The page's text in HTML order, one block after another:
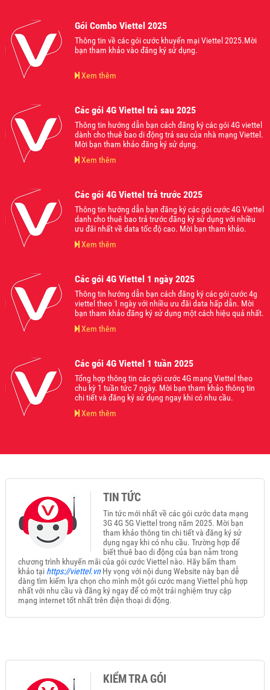
Gói Combo Viettel 2025
Thông tin về các gói cước khuyến mại Viettel 2025.Mời
bạn tham khảo vào đăng ký sử dụng.
Xem thêm
Các gói 4G Viettel trả sau 2025
Thông tin hướng dẫn bạn cách đăng ký các gói 4G viettel
dành cho thuê bao di động trả sau của nhà mạng Viettel.
Mời bạn tham khảo đăng ký sử dụng.
Xem thêm
Các gói 4G Viettel trả trước 2025
Thông tin hướng dẫn bạn đăng ký các gói cước 4G Viettel
danh cho thuê bao trả trước đăng ký sử dụng với nhiều
ưu đãi nhất về data tốc độ cao. Mời bạn tham khảo.
Xem thêm
Các gói 4G Viettel 1 ngày 2025
Thông tin hướng dẫn bạn cách đăng ký các gói cước 4g
viettel theo 1 ngày với nhiều ưu đãi data hấp dẫn. Mời
bạn tham khảo đăng ký sử dụng một cách hiệu quả nhất.
Xem thêm
Các gói 4G Viettel 1 tuần 2025
Tổng hợp thông tin các gói cước 4G mạng Viettel theo
chu kỳ 1 tuần tức 7 ngày. Mời bạn tham khảo thông tin
chi tiết và đăng ký sử dụng ngay khi có nhu cầu.
Xem thêm
TIN TỨC
Tin tức mới nhất về các gói cước data mạng
3G 4G 5G Viettel trong năm 2025. Mời bạn
tham khảo thông tin chi tiết và đăng ký sử
dụng ngay khi có nhu cầu. Trường hợp để
biết thuê bao di động của bạn nằm trong
chương trình khuyến mãi của gói cước Viettel nào. Hãy bấm tham
khảo tại https://viettel.vnHy vọng với nội dung Website này bạn dễ
dàng tìm kiếm lựa chọn cho mình một gói cước mạng Viettel phù hợp
nhất với nhu cầu và đăng ký ngay để có một trải nghiệm truy cập
mạng internet tốt nhất trên điện thoại di động.
KIỂM TRA GÓI